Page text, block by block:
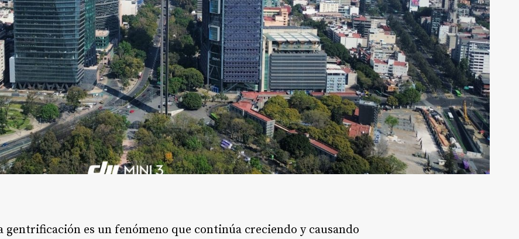
gentrificación es un fenómeno que continúa creciendo y causando